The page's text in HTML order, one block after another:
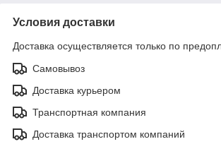
Условия доставки
Доставка осуществляется только по
Самовывоз
Доставка курьером
Транспортная компания
Доставка транспортом компаний